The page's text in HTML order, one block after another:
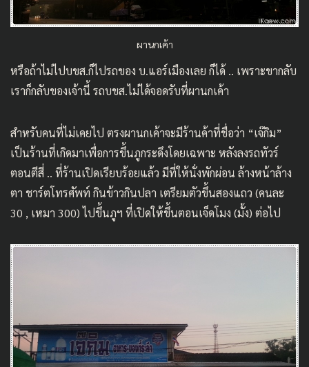
ผานกเค้า
หรือถ้าไม่ไปบขส.ก็ไปรถของ บ.แอร์เมืองเลย ก็ได้ .. เพราะขากลับ
เราก็กลับของเจ้านี้ รถบขส.ไม่ได้จอดรับที่ผานกเค้า
สำหรับคนที่ไม่เคยไป ตรงผานกเค้าจะมีร้านค้าที่ชื่อว่า “เจ๊กิม”
เป็นร้านที่เกิดมาเพื่อการขึ้นภูกระดึงโดยเฉพาะ หลังลงรถทัวร์
ตอนตีสี่ .. ที่ร้านเปิดเรียบร้อยแล้ว มีที่ให้นั่งพักผ่อน ล้างหน้าล้าง
ตา ชาร์ตโทรศัพท์ กินข้าวกินปลา เตรียมตัวขึ้นสองแถว (คนละ
30 , เหมา 300) ไปขึ้นภูฯ ที่เปิดให้ขึ้นตอนเจ็ดโมง (มั้ง) ต่อไป